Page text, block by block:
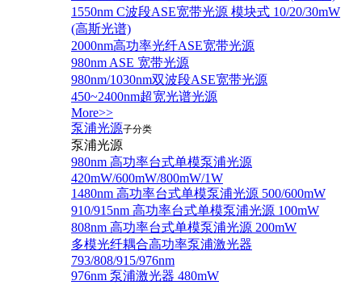
1550nm C波段ASE宽带光源 模块式 10/20/30mW
(高斯光谱)
2000nm高功率光纤ASE宽带光源
980nm ASE 宽带光源
980nm/1030nm双波段ASE宽带光源
450~2400nm超宽光谱光源
More>>
泵浦光源子分类
泵浦光源
980nm 高功率台式单模泵浦光源
420mW/600mW/800mW/1W
1480nm 高功率台式单模泵浦光源 500/600mW
910/915nm 高功率台式单模泵浦光源 100mW
808nm 高功率台式单模泵浦光源 200mW
多模光纤耦合高功率泵浦激光器
793/808/915/976nm
976nm 泵浦激光器 480mW